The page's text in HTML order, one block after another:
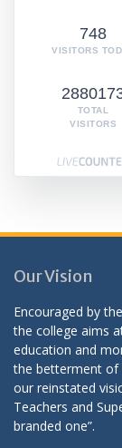
748
VISITORS
TOTAL
VISITORS
Our Vision
Encouraged by
the college aims
education and
the betterment of
our reinstated
Teachers and
branded one”.